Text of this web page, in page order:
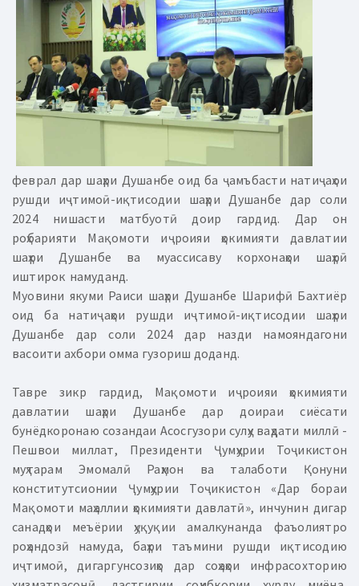
феврал дар шаҳри Душанбе оид ба ҷамъбасти натиҷаҳои
рушди иҷтимоӣ-иқтисодии шаҳри Душанбе дар соли
2024 нишасти матбуотӣ доир гардид. Дар он
роҳбарияти Мақомоти иҷроияи ҳокимияти давлатии
шаҳри Душанбе ва муассисаву корхонаҳои шаҳрӣ
иштирок намуданд.
Муовини якуми Раиси шаҳри Душанбе Шарифӣ Бахтиёр
оид ба натиҷаҳои рушди иҷтимоӣ-иқтисодии шаҳри
Душанбе дар соли 2024 дар назди намояндагони
васоити ахбори омма гузориш доданд.
Тавре зикр гардид, Мақомоти иҷроияи ҳокимияти
давлатии шаҳри Душанбе дар доираи сиёсати
бунёдкоронаю созандаи Асосгузори сулҳу ваҳдати миллӣ -
Пешвои миллат, Президенти Ҷумҳурии Тоҷикистон
муҳтарам Эмомалӣ Раҳмон ва талаботи Қонуни
конститутсионии Ҷумҳурии Тоҷикистон «Дар бораи
Мақомоти маҳаллии ҳокимияти давлатӣ», инчунин дигар
санадҳои меъёрии ҳуқуқии амалкунанда фаъолиятро
роҳандозӣ намуда, баҳри таъмини рушди иқтисодию
иҷтимоӣ, дигаргунсозиҳо дар соҳаҳои инфрасохторию